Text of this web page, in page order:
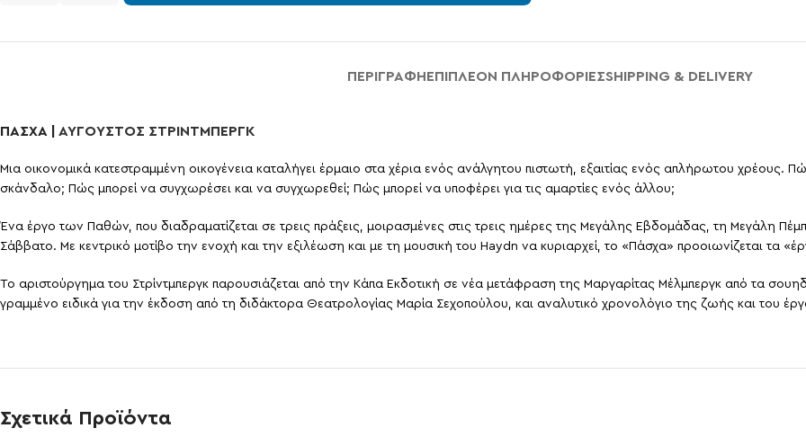
ΠΕΡΙΓΡΑΦΉΕΠΙΠΛΈΟΝ ΠΛΗΡΟΦΟΡΊΕΣSHIPPING & DELIVERY
ΠΑΣΧΑ | ΑΥΓΟΥΣΤΟΣ ΣΤΡΙΝΤΜΠΕΡΓΚ
Μια οικονομικά κατεστραμμένη οικογένεια καταλήγει έρμαιο στα χέρια ενός ανάλγητου πιστωτή, εξαιτίας ενός απλήρωτου χρέους.
σκάνδαλο; Πώς μπορεί να συγχωρέσει και να συγχωρεθεί; Πώς μπορεί να υποφέρει για τις αμαρτίες ενός άλλου;
Ένα έργο των Παθών, που διαδραματίζεται σε τρεις πράξεις, μοιρασμένες στις τρεις ημέρες της Μεγάλης Εβδομάδας, τη Μεγάλη
Σάββατο. Με κεντρικό μοτίβο την ενοχή και την εξιλέωση και με τη μουσική του Haydn να κυριαρχεί, το «Πάσχα» προοιωνίζεται τα
Το αριστούργημα του Στρίντμπεργκ παρουσιάζεται από την Κάπα Εκδοτική σε νέα μετάφραση της Μαργαρίτας Μέλμπεργκ από τα
γραμμένο ειδικά για την έκδοση από τη διδάκτορα Θεατρολογίας Μαρία Σεχοπούλου, και αναλυτικό χρονολόγιο της ζωής και του
Σχετικά Προϊόντα